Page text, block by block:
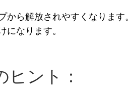
ら解放されやすくなります。
なります。
ント：